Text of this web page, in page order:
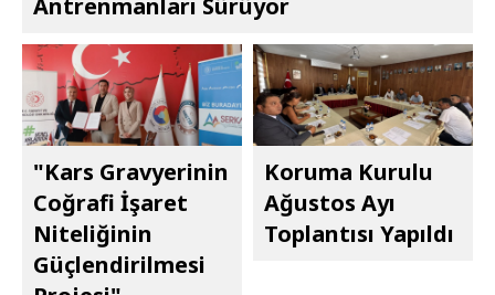
Antrenmanları Sürüyor
"Kars Gravyerinin
Coğrafi İşaret
Niteliğinin
Güçlendirilmesi
Koruma Kurulu
Ağustos Ayı
Toplantısı Yapıldı